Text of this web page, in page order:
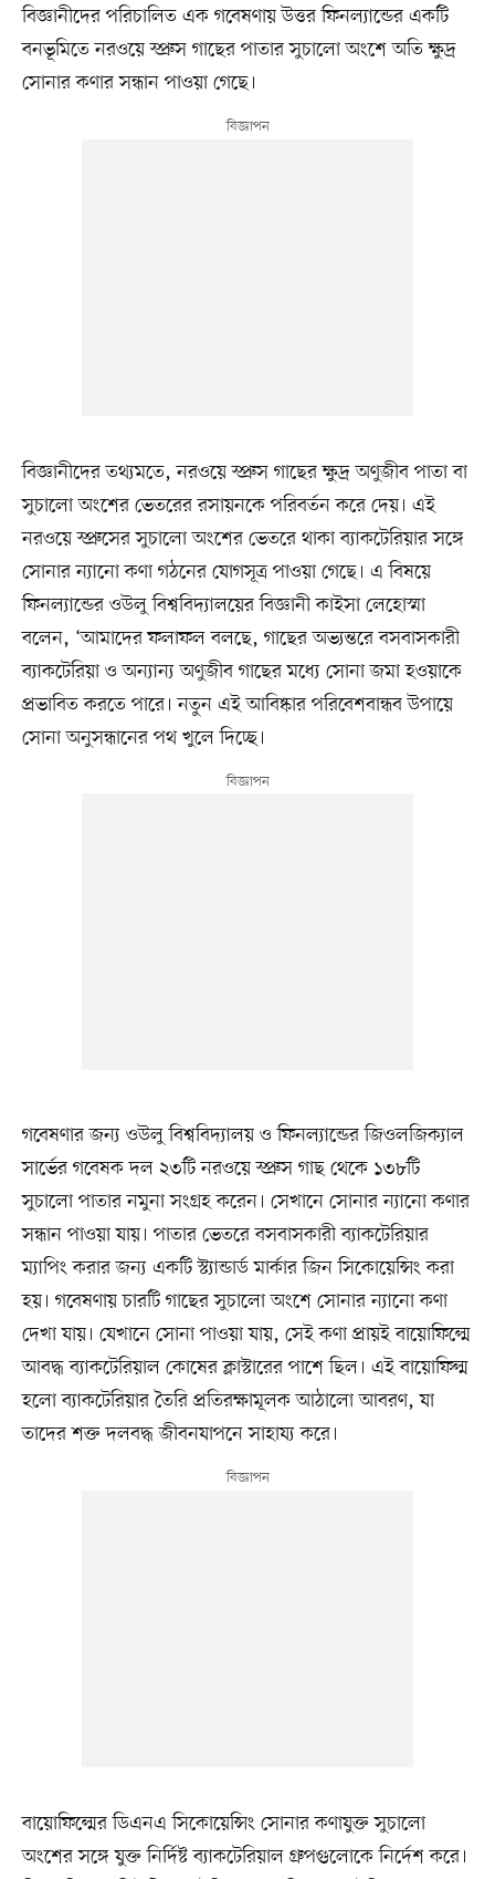
বিজ্ঞানীদের পরিচালিত এক গবেষণায় উত্তর ফিনল্যান্ডের একটি
বনভূমিতে নরওয়ে স্প্রুস গাছের পাতার সুচালো অংশে অতি ক্ষুদ্র
সোনার কণার সন্ধান পাওয়া গেছে।
বিজ্ঞানীদের তথ্যমতে, নরওয়ে স্প্রুস গাছের ক্ষুদ্র অণুজীব পাতা বা
সুচালো অংশের ভেতরের রসায়নকে পরিবর্তন করে দেয়। এই
নরওয়ে স্প্রুসের সুচালো অংশের ভেতরে থাকা ব্যাকটেরিয়ার সঙ্গে
সোনার ন্যানো কণা গঠনের যোগসূত্র পাওয়া গেছে। এ বিষয়ে
ফিনল্যান্ডের ওউলু বিশ্ববিদ্যালয়ের বিজ্ঞানী কাইসা লেহোস্মা
বলেন, ‘আমাদের ফলাফল বলছে, গাছের অভ্যন্তরে বসবাসকারী
ব্যাকটেরিয়া ও অন্যান্য অণুজীব গাছের মধ্যে সোনা জমা হওয়াকে
প্রভাবিত করতে পারে। নতুন এই আবিষ্কার পরিবেশবান্ধব উপায়ে
সোনা অনুসন্ধানের পথ খুলে দিচ্ছে।
গবেষণার জন্য ওউলু বিশ্ববিদ্যালয় ও ফিনল্যান্ডের জিওলজিক্যাল
সার্ভের গবেষক দল ২৩টি নরওয়ে স্প্রুস গাছ থেকে ১৩৮টি
সুচালো পাতার নমুনা সংগ্রহ করেন। সেখানে সোনার ন্যানো কণার
সন্ধান পাওয়া যায়। পাতার ভেতরে বসবাসকারী ব্যাকটেরিয়ার
ম্যাপিং করার জন্য একটি স্ট্যান্ডার্ড মার্কার জিন সিকোয়েন্সিং করা
হয়। গবেষণায় চারটি গাছের সুচালো অংশে সোনার ন্যানো কণা
দেখা যায়। যেখানে সোনা পাওয়া যায়, সেই কণা প্রায়ই বায়োফিল্মে
আবদ্ধ ব্যাকটেরিয়াল কোষের ক্লাস্টারের পাশে ছিল। এই বায়োফিল্ম
হলো ব্যাকটেরিয়ার তৈরি প্রতিরক্ষামূলক আঠালো আবরণ, যা
তাদের শক্ত দলবদ্ধ জীবনযাপনে সাহায্য করে।
বায়োফিল্মের ডিএনএ সিকোয়েন্সিং সোনার কণাযুক্ত সুচালো
অংশের সঙ্গে যুক্ত নির্দিষ্ট ব্যাকটেরিয়াল গ্রুপগুলোকে নির্দেশ করে।